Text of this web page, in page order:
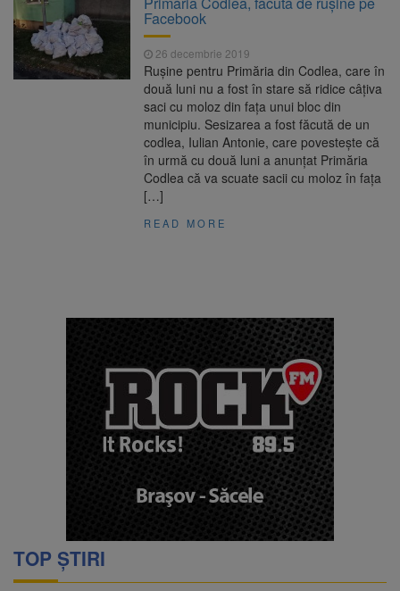
poate funcționa cel puțin încă nouă zile
10 august 2026
Șapte persoane, arestate
preventiv după atacul asupra ambulanței
„răpește copii”
10 august 2026
A căzut aproximativ 10 metri
în Piatra Craiului. Turist salvat de Salvamont
Concert cu intrare liberă la
Făgăraș, pe 14 august. Cvartetul NaunArt
aduce pe scenă muzicieni brașoveni
Facebook
26 decembrie 2019
Rușine pentru Primăria din Codlea, care în
două luni nu a fost în stare să ridice câțiva
saci cu moloz din fața unui bloc din
municipiu. Sesizarea a fost făcută de un
codlea, Iulian Antonie, care povestește că
în urmă cu două luni a anunțat Primăria
Codlea că va scuate sacii cu moloz în fața
[…]
READ MORE
TOP ȘTIRI